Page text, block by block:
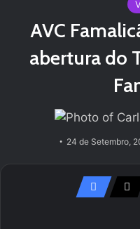
AVC
abertura do
24 de Setembro,